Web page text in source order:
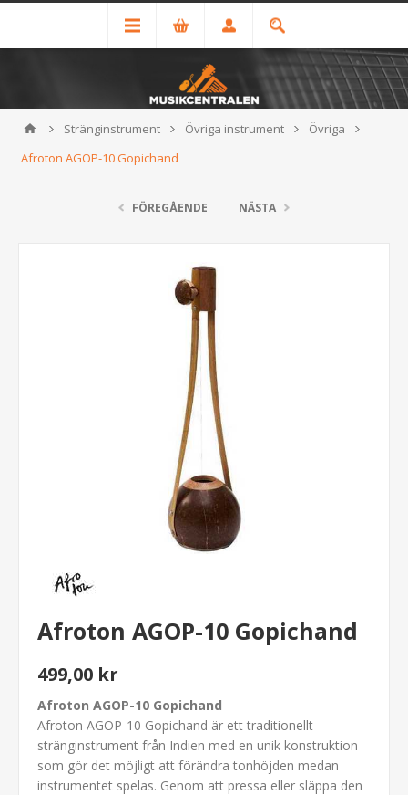
Stränginstrument Övriga instrument
Övriga
Afroton AGOP-10 Gopichand
FÖREGÅENDE NÄSTA
Afroton AGOP-10 Gopichand
499,00 kr
Afroton AGOP-10 Gopichand
Afroton AGOP-10 Gopichand är ett traditionellt
stränginstrument från Indien med en unik konstruktion
som gör det möjligt att förändra tonhöjden medan
instrumentet spelas. Genom att pressa eller släppa den